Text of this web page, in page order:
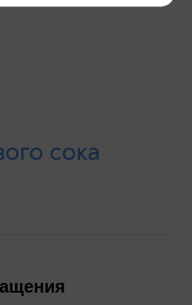
сока